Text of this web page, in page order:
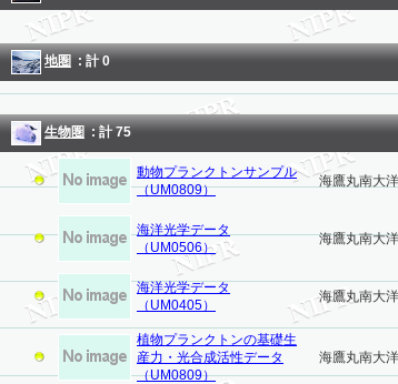
地圏 : 計0
生物圏 : 計75
動物プランクトンサンプル
（UM0809）
海鷹丸南大
海洋光学データ
（UM0506）
海鷹丸南大
海洋光学データ
（UM0405）
海鷹丸南大
植物プランクトンの基礎生
産力・光合成活性データ
（UM0809）
海鷹丸南大